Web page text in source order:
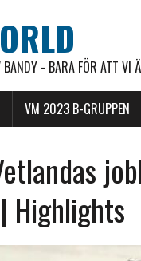
- BARA FÖR ATT VI
VM 2023 B-GRUPPEN
Highlights